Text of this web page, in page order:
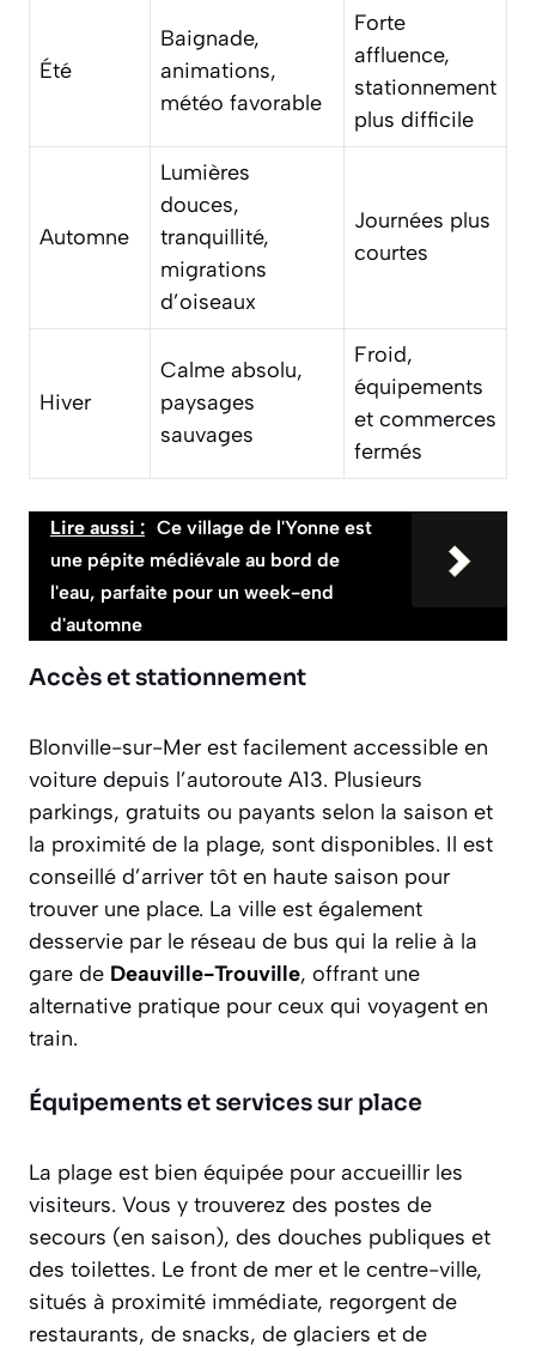
Été
Baignade,
animations,
météo favorable
Forte
affluence,
stationnement
plus difficile
Automne
Lumières
douces,
tranquillité,
migrations
d’oiseaux
Journées plus
courtes
Hiver
Calme absolu,
paysages
sauvages
Froid,
équipements
et commerces
fermés
Lire aussi : Ce village de l'Yonne est
une pépite médiévale au bord de
l'eau, parfaite pour un week-end
d'automne
Accès et stationnement
Blonville-sur-Mer est facilement accessible en
voiture depuis l’autoroute A13. Plusieurs
parkings, gratuits ou payants selon la saison et
la proximité de la plage, sont disponibles. Il est
conseillé d’arriver tôt en haute saison pour
trouver une place. La ville est également
desservie par le réseau de bus qui la relie à la
gare de Deauville-Trouville, offrant une
alternative pratique pour ceux qui voyagent en
train.
Équipements et services sur place
La plage est bien équipée pour accueillir les
visiteurs. Vous y trouverez des postes de
secours (en saison), des douches publiques et
des toilettes. Le front de mer et le centre-ville,
situés à proximité immédiate, regorgent de
restaurants, de snacks, de glaciers et de